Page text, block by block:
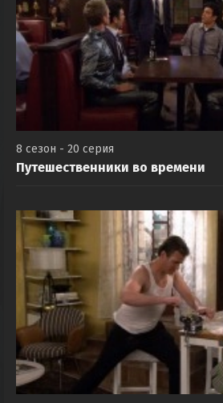
8 сезон - 20 серия
Путешественники во времени